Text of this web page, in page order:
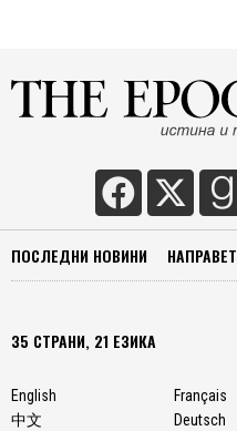
ПОСЛЕДНИ НОВИНИ
35 СТРАНИ, 21 ЕЗИКА
English
中文
Français
Deutsch